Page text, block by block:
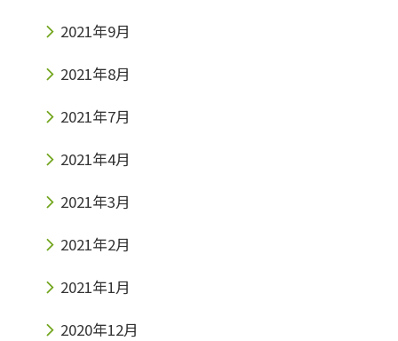
2021年9月
2021年8月
2021年7月
2021年4月
2021年3月
2021年2月
2021年1月
2020年12月